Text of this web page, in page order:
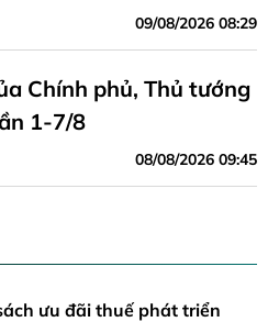
09/08/2026 08:29
Chính phủ, Thủ tướng
1-7/8
08/08/2026 09:45
ưu đãi thuế phát triển